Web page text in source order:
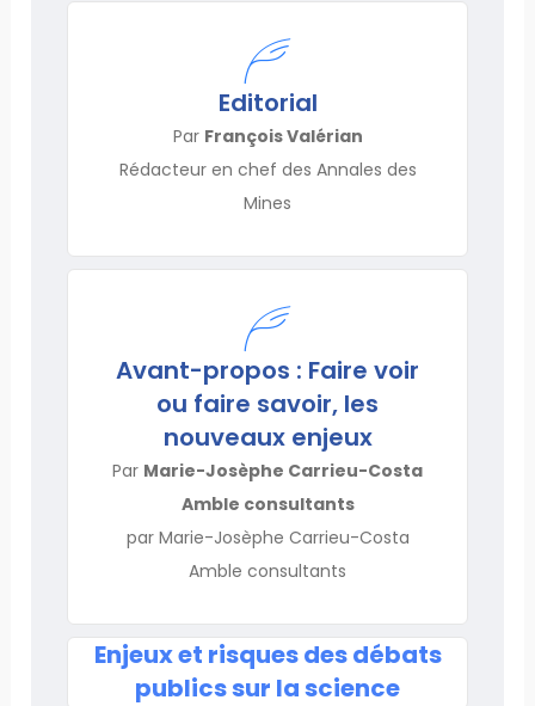
Editorial
Par François Valérian
Rédacteur en chef des Annales des
Mines
Avant-propos : Faire voir
ou faire savoir, les
nouveaux enjeux
Par Marie-Josèphe Carrieu-Costa
Amble consultants
par Marie-Josèphe Carrieu-Costa
Amble consultants
Enjeux et risques des débats
publics sur la science